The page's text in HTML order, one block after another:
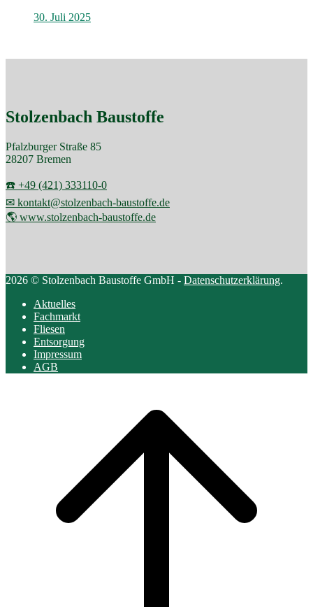
30. Juli 2025
Stolzenbach Baustoffe
Pfalzburger Straße 85
28207 Bremen
☎️ +49 (421) 333110-0
✉ kontakt@stolzenbach-baustoffe.de
🌎 www.stolzenbach-baustoffe.de
2026 © Stolzenbach Baustoffe GmbH - Datenschutzerklärung.
Aktuelles
Fachmarkt
Fliesen
Entsorgung
Impressum
AGB